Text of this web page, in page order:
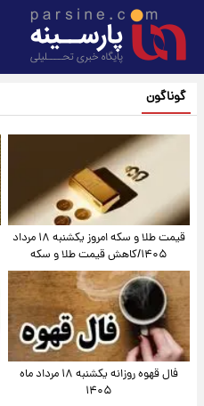
گوناگون
قیمت طلا و سکه امروز یکشنبه ۱۸ مرداد
۱۴۰۵/کاهش قیمت طلا و سکه
فال قهوه روزانه یکشنبه ۱۸ مرداد ماه
۱۴۰۵